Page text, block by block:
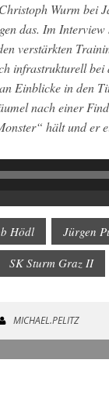
Wurm bei
das. Im
verstärkten
infrastrukturell
Einblicke in den
nach einer
hält und er
Hödl Jürgen
SK Sturm Graz II
MICHAEL.PELITZ